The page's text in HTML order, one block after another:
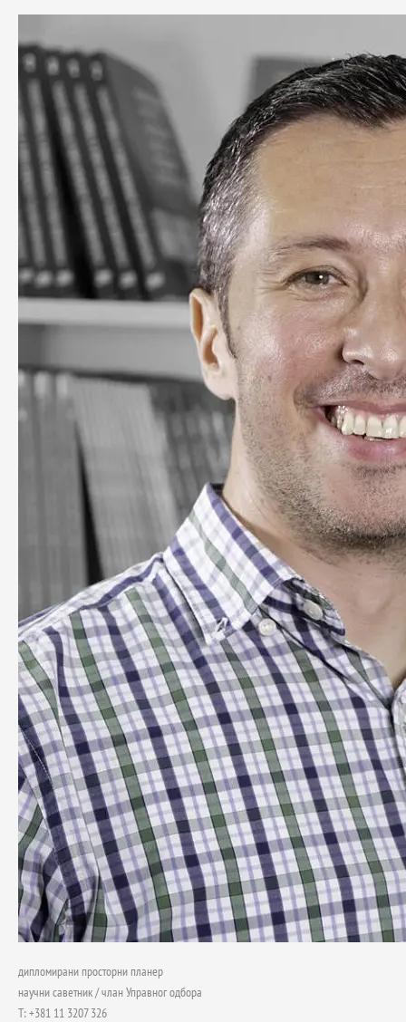
дипломирани просторни планер
научни саветник / члан Управног одбора
Т: +381 11 3207 326